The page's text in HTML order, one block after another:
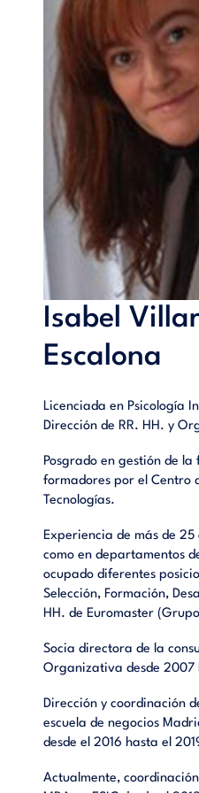
Isabel
Escalona
Licenciada en Psicología
Dirección de RR. HH. y
Posgrado en gestión de
formadores por el Centro
Tecnologías.
Experiencia de más de
como en departamentos
ocupado diferentes
Selección, Formación,
HH. de Euromaster
Socia directora de la
Organizativa desde 2007
Dirección y coordinación
escuela de negocios
desde el 2016 hasta el
Actualmente,